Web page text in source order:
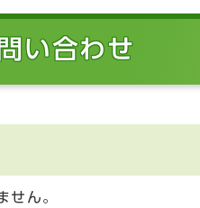
い合わせ
せん。